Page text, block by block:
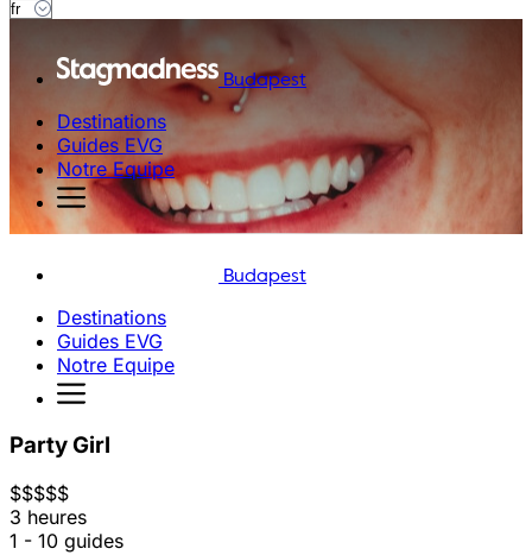
Budapest
Destinations
Guides EVG
Notre Equipe
Budapest
Destinations
Guides EVG
Notre Equipe
Party Girl
$$$$$
3 heures
1 - 10 guides